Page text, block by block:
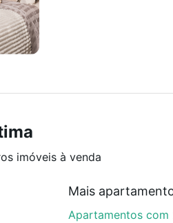
imóveis à venda
Mais
Apartamentos